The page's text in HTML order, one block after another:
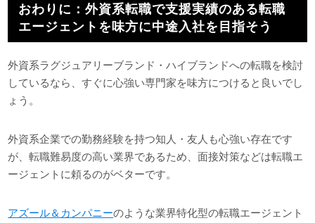
おわりに：外資系転職で支援実績のある転職
エージェントを味方に中途入社を目指そう
外資系ラグジュアリーブランド・ハイブランドへの転職を検討
しているなら、すぐに心強い専門家を味方につけると良いでし
ょう。
外資系企業での勤務経験を持つ知人・友人も心強い存在です
が、転職難易度の高い業界であるため、面接対策などは転職エ
ージェントに頼るのがベターです。
アズール＆カンパニーのような業界特化型の転職エージェント